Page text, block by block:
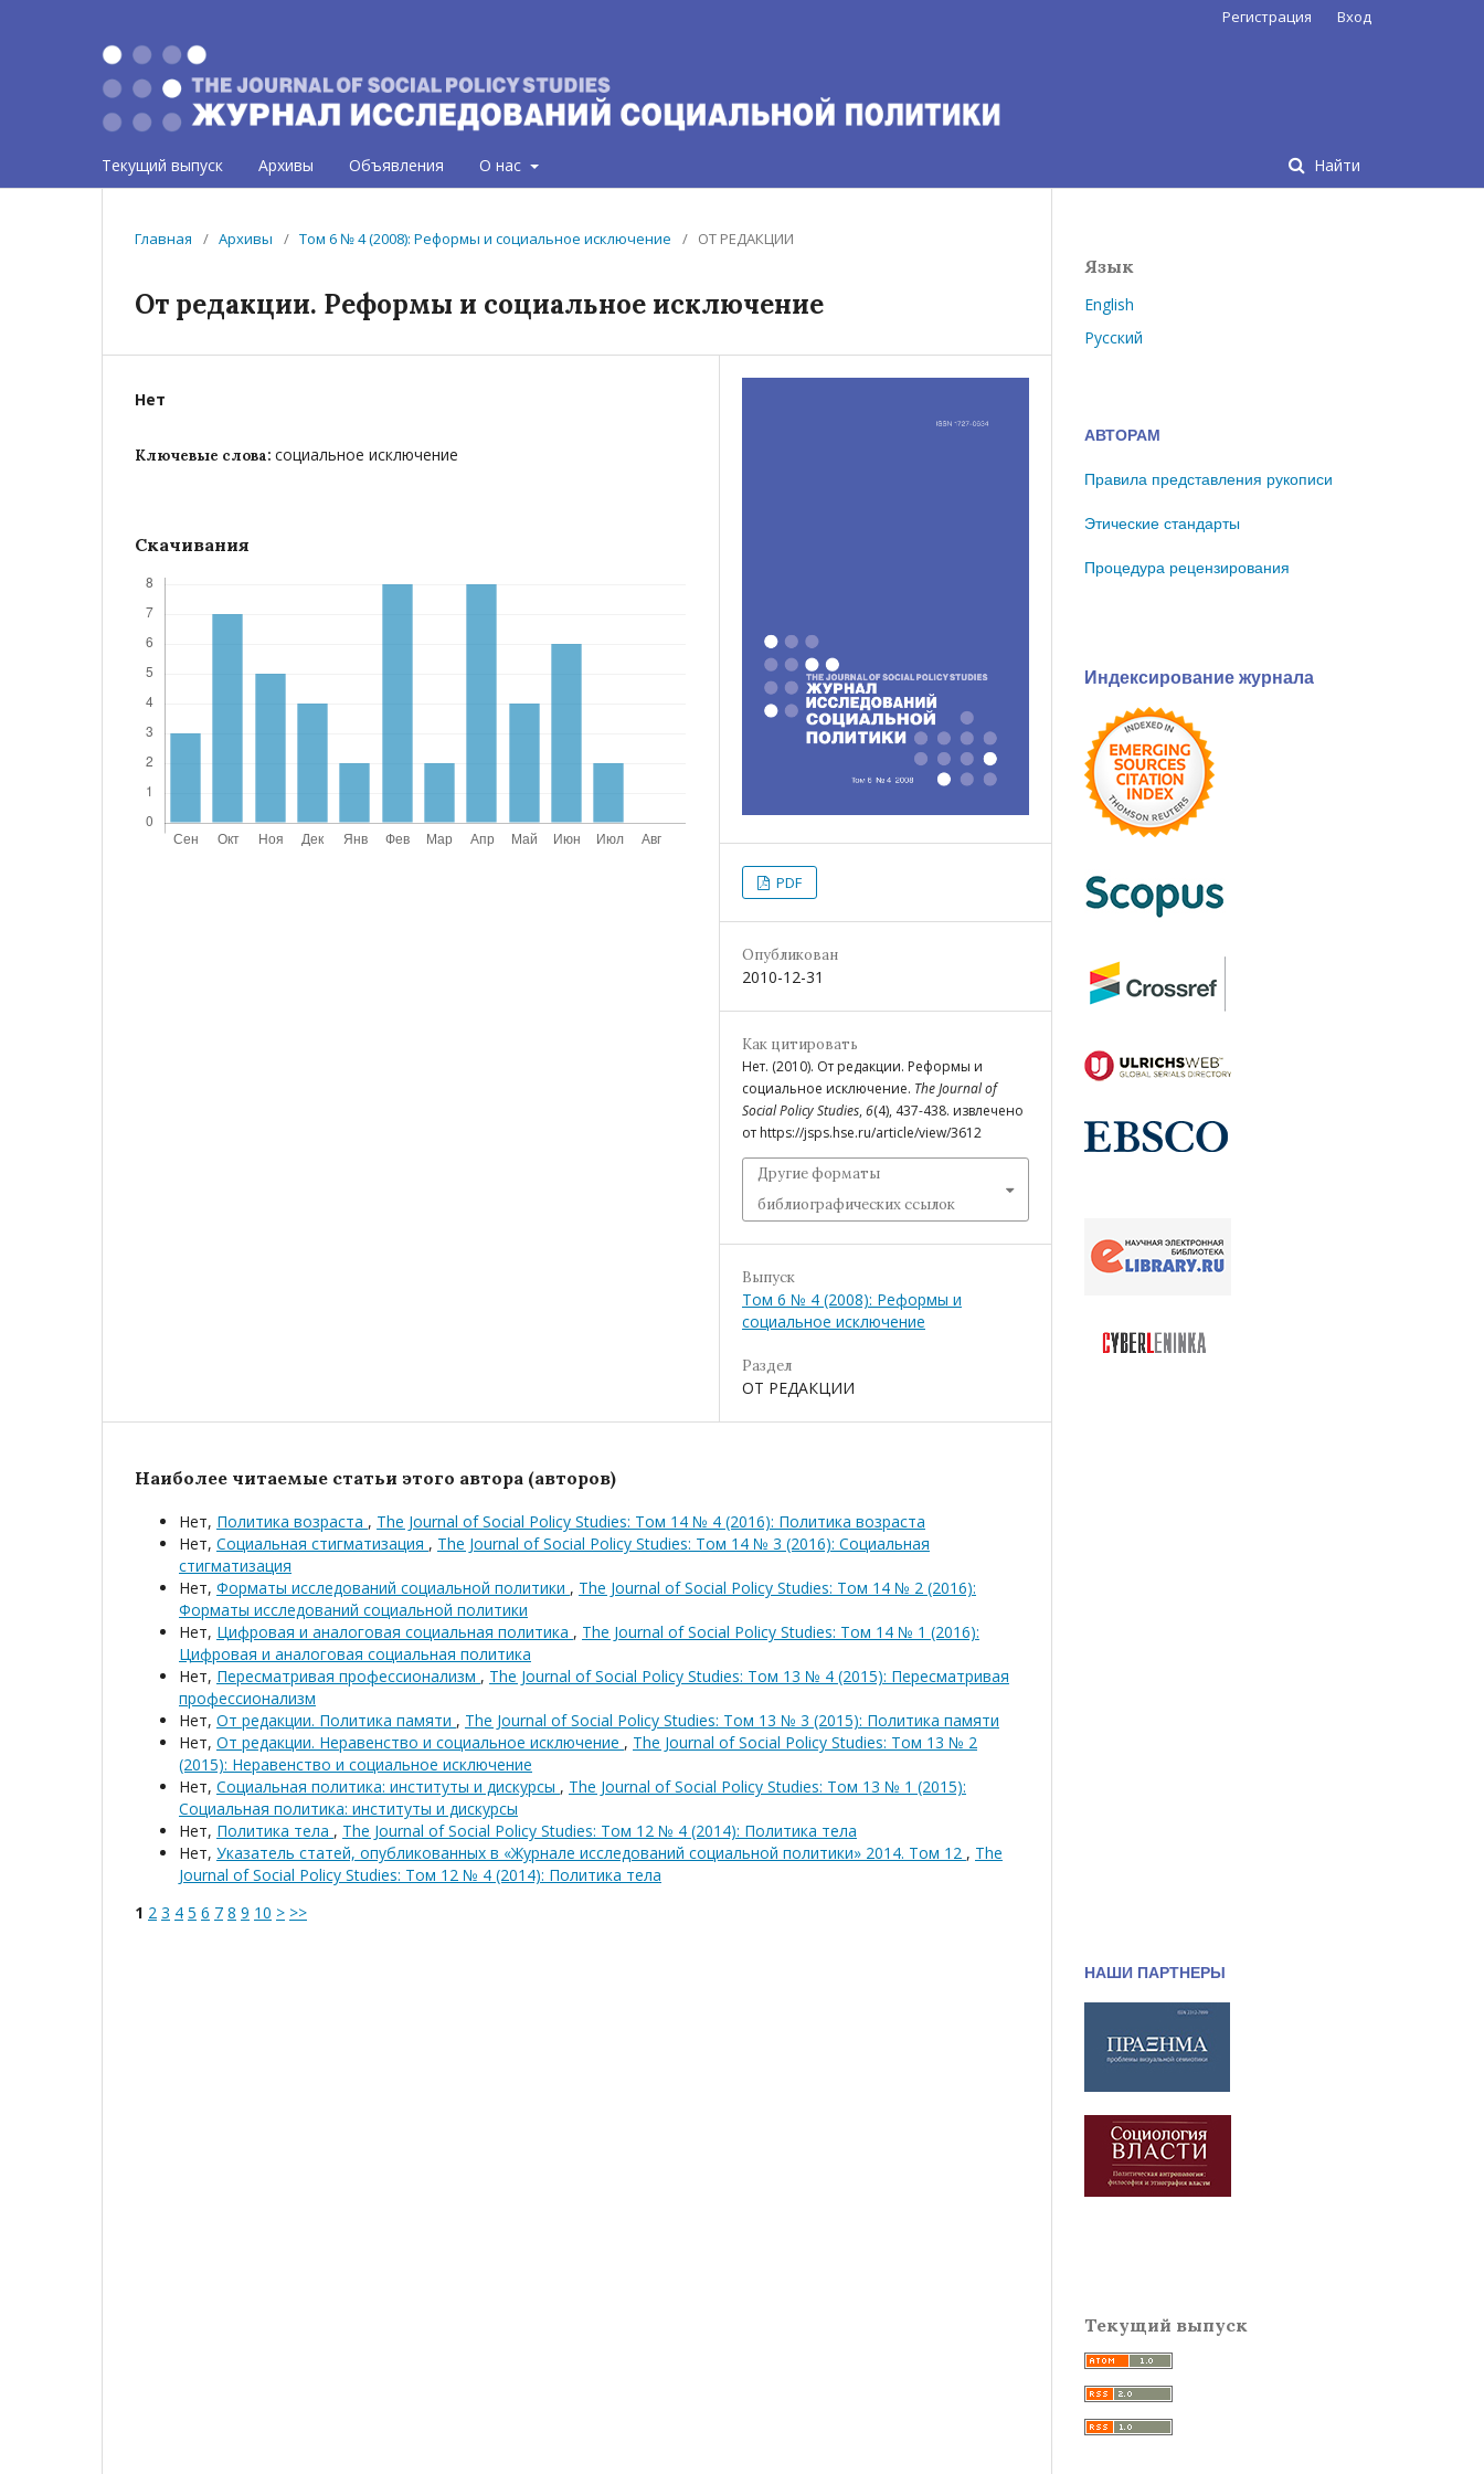
Текущий выпуск Архивы Объявления О нас Найти
Регистрация Вход
Главная / Архивы / Том 6 № 4 (2008): Реформы и социальное исключение / ОТ РЕДАКЦИИ
От редакции. Реформы и социальное исключение
Нет
Ключевые слова: социальное исключение
Скачивания
PDF
Опубликован
2010-12-31
Как цитировать
Нет. (2010). От редакции. Реформы и
социальное исключение. The Journal of
Social Policy Studies, 6(4), 437-438. извлечено
от https://jsps.hse.ru/article/view/3612
Другие форматы
библиографических ссылок
Выпуск
Том 6 № 4 (2008): Реформы и
социальное исключение
Раздел
ОТ РЕДАКЦИИ
Наиболее читаемые статьи этого автора (авторов)
Нет, Политика возраста , The Journal of Social Policy Studies: Том 14 № 4 (2016): Политика возраста
Нет, Социальная стигматизация , The Journal of Social Policy Studies: Том 14 № 3 (2016): Социальная
стигматизация
Нет, Форматы исследований социальной политики , The Journal of Social Policy Studies: Том 14 № 2 (2016):
Форматы исследований социальной политики
Нет, Цифровая и аналоговая социальная политика , The Journal of Social Policy Studies: Том 14 № 1 (2016):
Цифровая и аналоговая социальная политика
Нет, Пересматривая профессионализм , The Journal of Social Policy Studies: Том 13 № 4 (2015): Пересматривая
профессионализм
Нет, От редакции. Политика памяти , The Journal of Social Policy Studies: Том 13 № 3 (2015): Политика памяти
Нет, От редакции. Неравенство и социальное исключение , The Journal of Social Policy Studies: Том 13 № 2
(2015): Неравенство и социальное исключение
Нет, Социальная политика: институты и дискурсы , The Journal of Social Policy Studies: Том 13 № 1 (2015):
Социальная политика: институты и дискурсы
Нет, Политика тела , The Journal of Social Policy Studies: Том 12 № 4 (2014): Политика тела
Нет, Указатель статей, опубликованных в «Журнале исследований социальной политики» 2014. Том 12 , The
Journal of Social Policy Studies: Том 12 № 4 (2014): Политика тела
1 2 3 4 5 6 7 8 9 10 > >>
Язык
English
Русский
АВТОРАМ
Правила представления рукописи
Этические стандарты
Процедура рецензирования
Индексирование журнала
НАШИ ПАРТНЕРЫ
Текущий выпуск